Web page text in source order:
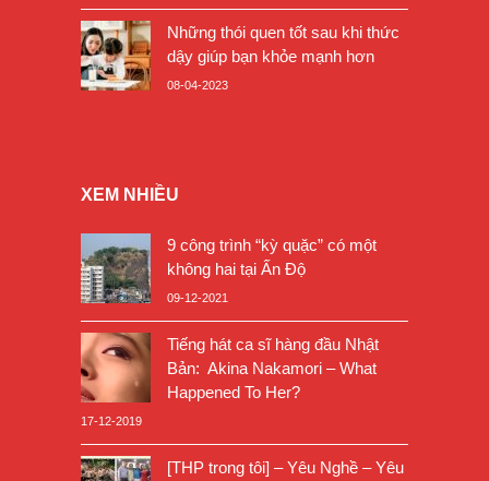
Những thói quen tốt sau khi thức
dậy giúp bạn khỏe mạnh hơn
08-04-2023
XEM NHIỀU
9 công trình “kỳ quặc” có một
không hai tại Ấn Độ
09-12-2021
Tiếng hát ca sĩ hàng đầu Nhật
Bản: Akina Nakamori – What
Happened To Her?
17-12-2019
[THP trong tôi] – Yêu Nghề – Yêu